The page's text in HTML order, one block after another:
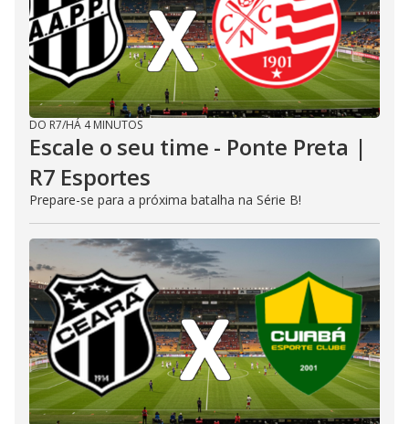
DO R7/HÁ 4 MINUTOS
Escale o seu time - Ponte Preta |
R7 Esportes
Prepare-se para a próxima batalha na Série B!